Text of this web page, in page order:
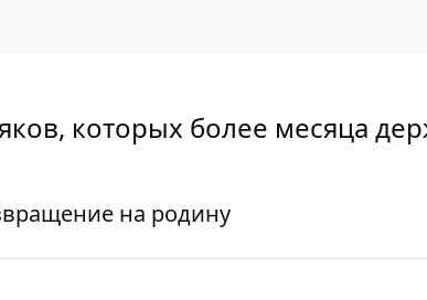
которых более месяца
на родину